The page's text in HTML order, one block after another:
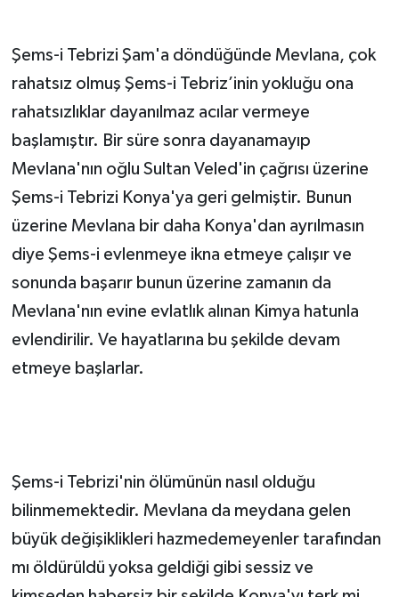
Şems-i Tebrizi Şam'a döndüğünde Mevlana, çok
rahatsız olmuş Şems-i Tebriz’inin yokluğu ona
rahatsızlıklar dayanılmaz acılar vermeye
başlamıştır. Bir süre sonra dayanamayıp
Mevlana'nın oğlu Sultan Veled'in çağrısı üzerine
Şems-i Tebrizi Konya'ya geri gelmiştir. Bunun
üzerine Mevlana bir daha Konya'dan ayrılmasın
diye Şems-i evlenmeye ikna etmeye çalışır ve
sonunda başarır bunun üzerine zamanın da
Mevlana'nın evine evlatlık alınan Kimya hatunla
evlendirilir. Ve hayatlarına bu şekilde devam
etmeye başlarlar.
Şems-i Tebrizi'nin ölümünün nasıl olduğu
bilinmemektedir. Mevlana da meydana gelen
büyük değişiklikleri hazmedemeyenler tarafından
mı öldürüldü yoksa geldiği gibi sessiz ve